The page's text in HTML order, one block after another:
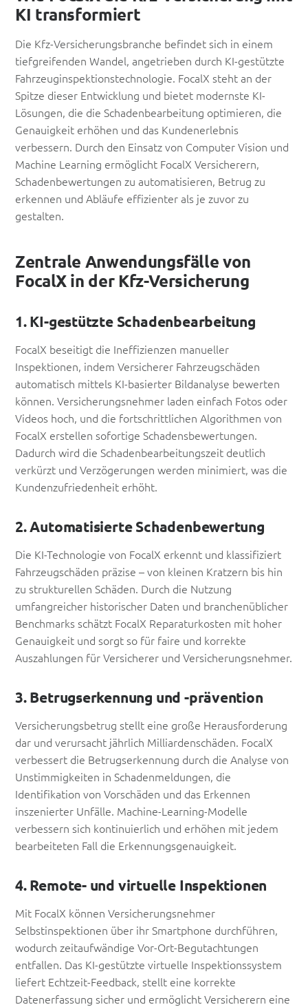
KI transformiert
Die Kfz-Versicherungsbranche befindet sich in einem
tiefgreifenden Wandel, angetrieben durch KI-gestützte
Fahrzeuginspektionstechnologie. FocalX steht an der
Spitze dieser Entwicklung und bietet modernste KI-
Lösungen, die die Schadenbearbeitung optimieren, die
Genauigkeit erhöhen und das Kundenerlebnis
verbessern. Durch den Einsatz von Computer Vision und
Machine Learning ermöglicht FocalX Versicherern,
Schadenbewertungen zu automatisieren, Betrug zu
erkennen und Abläufe effizienter als je zuvor zu
gestalten.
Zentrale Anwendungsfälle von
FocalX in der Kfz-Versicherung
1. KI-gestützte Schadenbearbeitung
FocalX beseitigt die Ineffizienzen manueller
Inspektionen, indem Versicherer Fahrzeugschäden
automatisch mittels KI-basierter Bildanalyse bewerten
können. Versicherungsnehmer laden einfach Fotos oder
Videos hoch, und die fortschrittlichen Algorithmen von
FocalX erstellen sofortige Schadensbewertungen.
Dadurch wird die Schadenbearbeitungszeit deutlich
verkürzt und Verzögerungen werden minimiert, was die
Kundenzufriedenheit erhöht.
2. Automatisierte Schadenbewertung
Die KI-Technologie von FocalX erkennt und klassifiziert
Fahrzeugschäden präzise – von kleinen Kratzern bis hin
zu strukturellen Schäden. Durch die Nutzung
umfangreicher historischer Daten und branchenüblicher
Benchmarks schätzt FocalX Reparaturkosten mit hoher
Genauigkeit und sorgt so für faire und korrekte
Auszahlungen für Versicherer und Versicherungsnehmer.
3. Betrugserkennung und -prävention
Versicherungsbetrug stellt eine große Herausforderung
dar und verursacht jährlich Milliardenschäden. FocalX
verbessert die Betrugserkennung durch die Analyse von
Unstimmigkeiten in Schadenmeldungen, die
Identifikation von Vorschäden und das Erkennen
inszenierter Unfälle. Machine-Learning-Modelle
verbessern sich kontinuierlich und erhöhen mit jedem
bearbeiteten Fall die Erkennungsgenauigkeit.
4. Remote- und virtuelle Inspektionen
Mit FocalX können Versicherungsnehmer
Selbstinspektionen über ihr Smartphone durchführen,
wodurch zeitaufwändige Vor-Ort-Begutachtungen
entfallen. Das KI-gestützte virtuelle Inspektionssystem
liefert Echtzeit-Feedback, stellt eine korrekte
Datenerfassung sicher und ermöglicht Versicherern eine